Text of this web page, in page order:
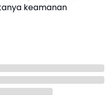
keamanan